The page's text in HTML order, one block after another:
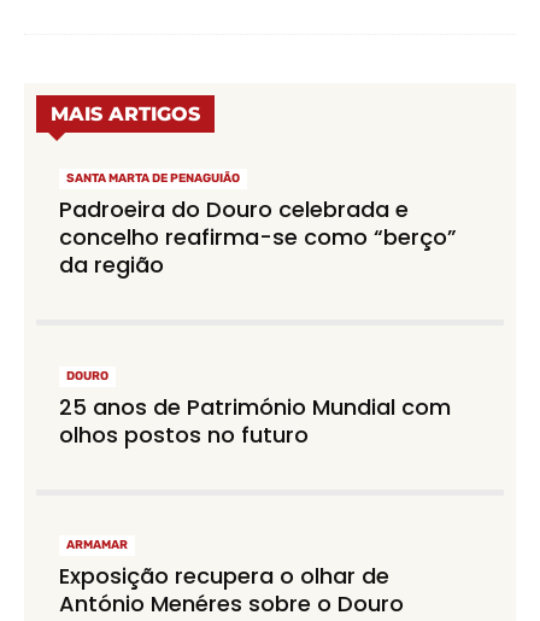
MAIS ARTIGOS
SANTA MARTA DE PENAGUIÃO
Padroeira do Douro celebrada e
concelho reafirma-se como “berço”
da região
DOURO
25 anos de Património Mundial com
olhos postos no futuro
ARMAMAR
Exposição recupera o olhar de
António Menéres sobre o Douro